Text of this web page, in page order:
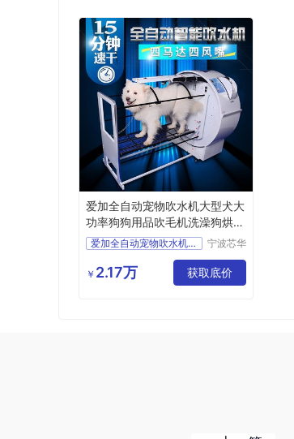
爱加全自动宠物吹水机大型犬大
功率狗狗用品吹毛机洗澡狗烘干
机箱
爱加全自动宠物吹水机大型
宁波芯华
有限公司
￥ 2.17万 获取底价